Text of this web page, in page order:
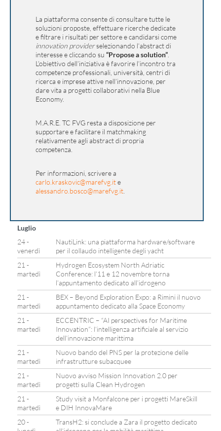
La piattaforma consente di consultare tutte le
soluzioni proposte, effettuare ricerche dedicate
e filtrare i risultati per settore e candidarsi come
innovation providerselezionando l’abstract di
interesse e cliccando su “Propose a solution”
L’obiettivo dell’iniziativa è favorire l’incontro tra
competenze professionali, università, centri di
ricerca e imprese attive nell’innovazione, per
dare vita a progetti collaborativi nella Blue
Economy.
M.A.R.E. TC FVG resta a disposizione per
supportare e facilitare il matchmaking
relativamente agli abstract di propria
competenza.
Per informazioni, scrivere a
carlo.kraskovic@marefvg.ite
alessandro.bosco@marefvg.it
Luglio
24 -
venerdì
NautiLink: una piattaforma hardware/software
per il collaudo intelligente degli yacht
21 -
martedì
Hydrogen Ecosystem North Adriatic
Conference: l’11 e 12 novembre torna
l’appuntamento dedicato all’idrogeno
21 -
martedì
BEX – Beyond Exploration Expo: a Rimini il nuovo
appuntamento dedicato alla Space Economy
21 -
martedì
ECCENTRIC – “AI perspectives for Maritime
Innovation”: l’intelligenza artificiale al servizio
dell’innovazione marittima
21 -
martedì
Nuovo bando del PNS per la protezione delle
infrastrutture subacquee
21 -
martedì
Nuovo avviso Mission Innovation 2.0 per
progetti sulla Clean Hydrogen
21 -
martedì
Study visit a Monfalcone per i progetti MareSkill
e DIH InnovaMare
20 -
TransH2: si conclude a Zara il progetto dedicato